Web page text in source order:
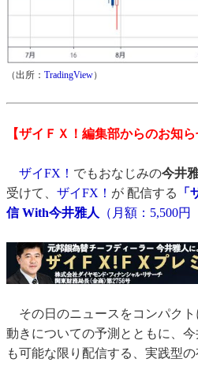
（出所： TradingView）
【ザイＦＸ！編集部からのお知ら
ザイFX！ でもおなじみの今井
受けて、 ザイFX！ が 配信する
信 With今井雅人
（月額：5,500円
その日のニュースをコンパク
動きについての予測とともに、
も可能な限り配信する、実践型の